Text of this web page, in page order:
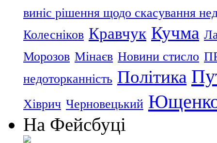
виніс рішення щодо скасування
Колесніков Кравчук Кучма
Морозов Мінаєв Новини стисло
недоторканність Політика
Хіврич Черновецький
На Фейсбуці